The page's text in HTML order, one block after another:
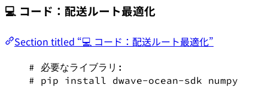
💻 コード：配送ルート最適化
Section titled “💻 コード：配送ルート最適化”
# 必要なライブラリ:
# pip install dwave-ocean-sdk numpy